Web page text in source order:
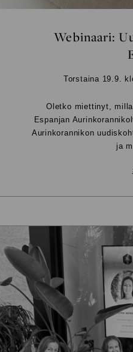
Webinaari:
Torstaina 19.9.
Oletko miettinyt,
Espanjan
Aurinkorannikon
ja